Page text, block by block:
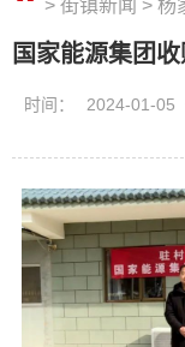
> 街镇新闻 > 杨
国家能源集团
时间： 2024-01-05